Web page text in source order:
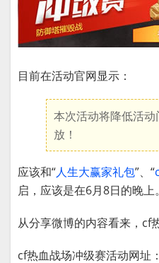
目前在活动官网显示：
本次活动将降低活
放！
应该和“人生大赢家礼包”、“
启，应该是在6月8日的晚上。
从分享微博的内容看来，cf
cf热血战场冲级赛活动网址：